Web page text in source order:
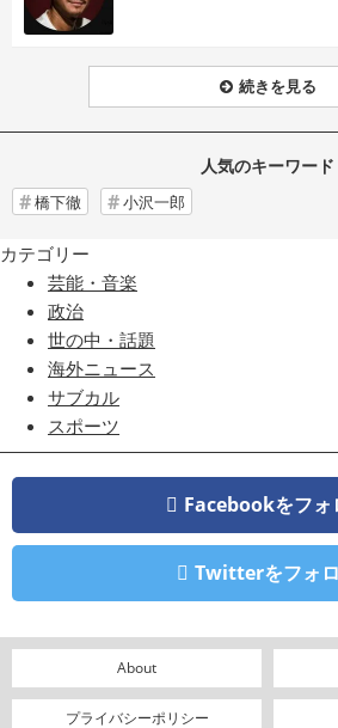
続きを見る
人気のキーワード
橋下徹 小沢一郎
カテゴリー
芸能・音楽
政治
世の中・話題
海外ニュース
サブカル
スポーツ
Facebookをフォ
Twitterをフォ
About
プライバシーポリシー